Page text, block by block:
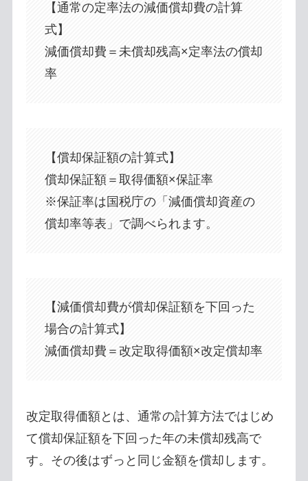
【通常の定率法の減価償却費の計算
式】
減価償却費＝未償却残高×定率法の償却
率
【償却保証額の計算式】
償却保証額＝取得価額×保証率
※保証率は国税庁の「減価償却資産の
償却率等表」で調べられます。
【減価償却費が償却保証額を下回った
場合の計算式】
減価償却費＝改定取得価額×改定償却率
改定取得価額とは、通常の計算方法ではじめ
て償却保証額を下回った年の未償却残高で
す。その後はずっと同じ金額を償却します。